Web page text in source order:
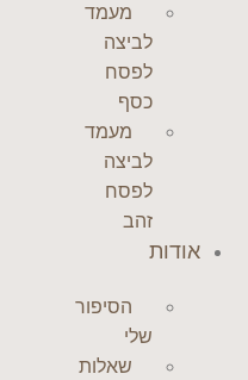
מעמד
לביצה
לפסח
כסף
מעמד
לביצה
לפסח
זהב
אודות
הסיפור
שלי
שאלות